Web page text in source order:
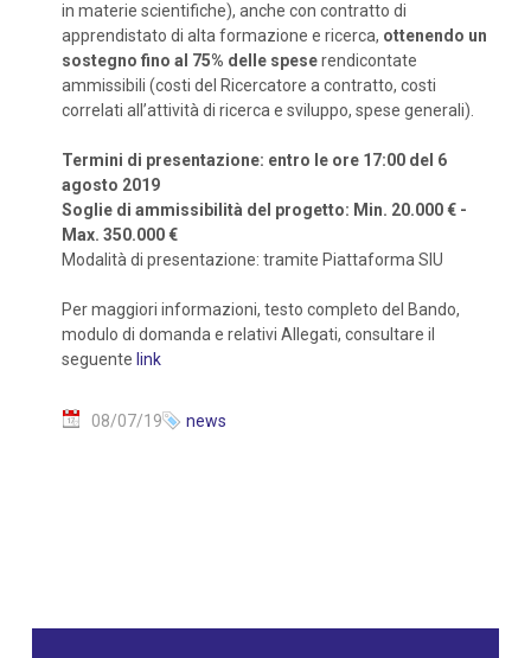
in materie scientifiche), anche con contratto di
apprendistato di alta formazione e ricerca, ottenendo un
sostegno fino al 75% delle speserendicontate
ammissibili (costi del Ricercatore a contratto, costi
correlati all’attività di ricerca e sviluppo, spese generali).
Termini di presentazione: entro le ore 17:00 del 6
agosto 2019
Soglie di ammissibilità del progetto: Min. 20.000 € -
Max. 350.000 €
Modalità di presentazione: tramite Piattaforma SIU
Per maggiori informazioni, testo completo del Bando,
modulo di domanda e relativi Allegati, consultare il
seguente link
08/07/19 news